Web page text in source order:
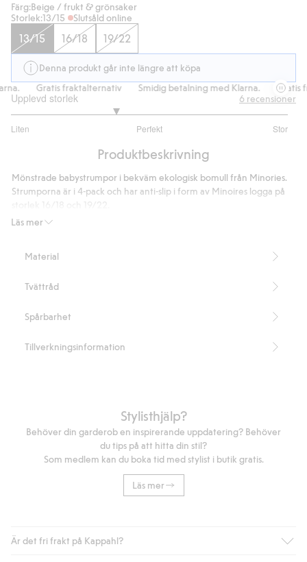
Färg:Beige / frukt & grönsaker
Storlek:13/15 Slutsåld online
13/15 16/18 19/22
Denna produkt går inte längre att köpa
Gratis fraktalternativ Smidig betalning med Klarna. Gratis
Upplevd storlek
Liten Perfekt Stor
utav
4
betyg
6 recensioner
Produktbeskrivning
Läs mer
Mönstrade babystrumpor i bekväm ekologisk bomull från Minories.
Strumporna är i 4-pack och har anti-slip i form av Minoires logga på
Innehåller 80% ekologisk bomull.
Material
Tvättråd
Spårbarhet
Tillverkningsinformation
Stylisthjälp?
Behöver din garderob en inspirerande uppdatering? Behöver
du tips på att hitta din stil?
Som medlem kan du boka tid med stylist i butik gratis.
Läs mer
Är det fri frakt på Kappahl?